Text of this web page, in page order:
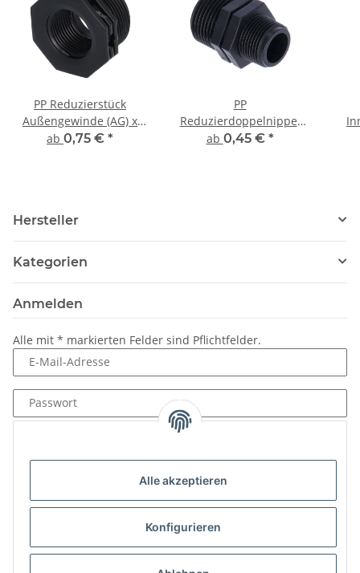
Alle akzeptieren
Konfigurieren
PP Reduzierstück
Außengewinde (AG) x
Innengewinde (IG)
ab 0,75 € *
PP
Reduzierdoppelnippel
Außengewinde (AG) x
ab 0,45 € *
Hersteller
Kategorien
Anmelden
Alle mit * markierten Felder sind Pflichtfelder.
E-Mail-Adresse
Passwort
Neu hier?Jetzt registrieren!